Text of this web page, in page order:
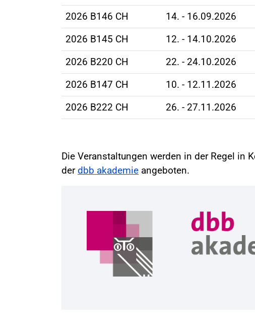
2026 B146 CH
14. - 16.09.2026
2026 B145 CH
12. - 14.10.2026
2026 B220 CH
22. - 24.10.2026
2026 B147 CH
10. - 12.11.2026
2026 B222 CH
26. - 27.11.2026
Die Veranstaltungen werden in der Regel in
derdbb akademie angeboten.